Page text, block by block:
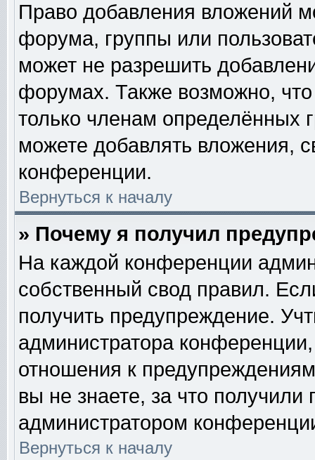
Право добавления вложений
форума, группы или
может не разрешить
форумах. Также возможно,
только членам определённых
можете добавлять вложения,
конференции.
Вернуться к началу
» Почему я получил
На каждой конференции
собственный свод правил.
получить предупреждение.
администратора
отношения к
вы не знаете, за что
администратором
Вернуться к началу